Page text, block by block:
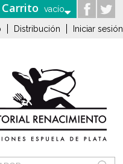
Carrito vacío
Distribución Iniciar sesión